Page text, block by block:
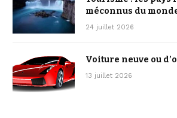
méconnus du
24 juillet 2026
Voiture neuve ou
13 juillet 2026